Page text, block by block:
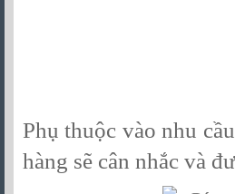
Phụ thuộc vào nhu
hàng sẽ cân nhắc và